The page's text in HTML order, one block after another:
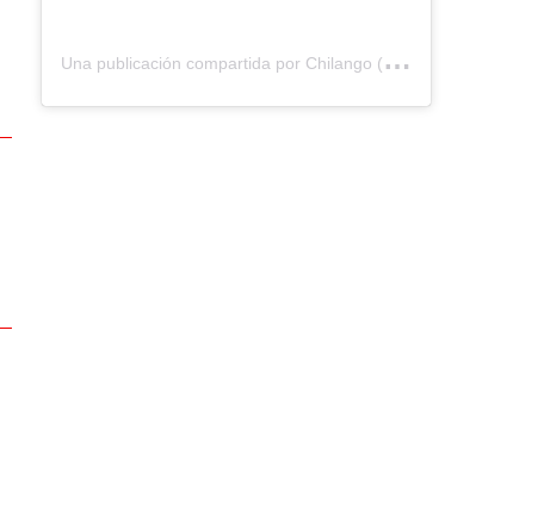
U
na publicación compartida por Chilango (@chilangocom)